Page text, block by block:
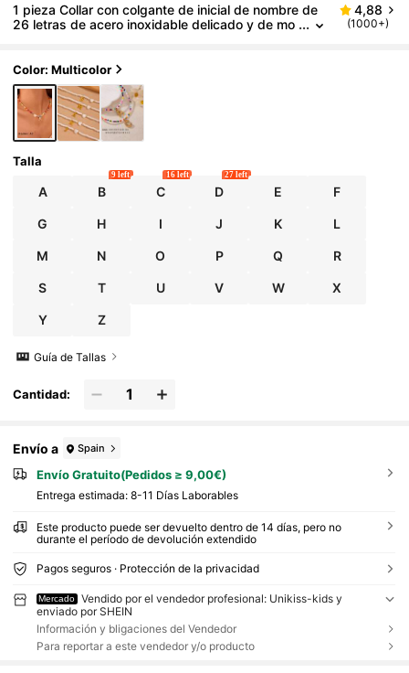
1 pieza Collar con colgante de inicial de nombre de
26 letras de acero inoxidable delicado y de mo
4,88
(1000+)
Color: Multicolor
Talla
A B
9 left
C
16 left
D
27 left
E F
G H I J K L
M N O P Q R
S T U V W X
Y Z
Guía de Tallas
Cantidad:
Envío a Spain
Envío Gratuito(Pedidos ≥ 9,00€)
Entrega estimada: 8-11 Días Laborables
Este producto puede ser devuelto dentro de 14 días, pero no
durante el período de devolución extendido
Pagos seguros · Protección de la privacidad
Mercado
Vendido por el vendedor profesional: Unikiss-kids y
enviado por SHEIN
Información y bligaciones del Vendedor
Para reportar a este vendedor y/o producto